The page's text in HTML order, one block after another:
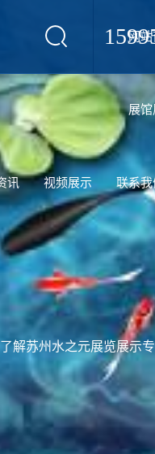
网
展
讯 视频展示 联系我
了解苏州水之元展览展示